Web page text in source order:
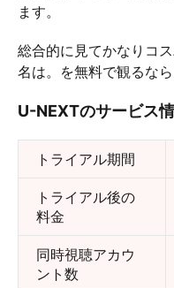
ます。
総合的に見てかなりコ
名は。を無料で観るな
U-NEXTのサービス
トライアル期間
トライアル後の
料金
同時視聴アカウ
ント数